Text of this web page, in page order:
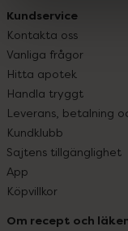
Kundservice
Kontakta oss
Vanliga frågor
Hitta apotek
Handla tryggt
Leverans, betalning
Kundklubb
Sajtens tillgänglighet
App
Köpvillkor
Om recept och